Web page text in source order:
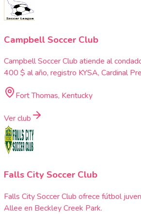
Campbell Soccer Club
Campbell Soccer Club atiende al
400 $ al año, registro KYSA, Cardinal
Fort Thomas, Kentucky
Ver club
Falls City Soccer Club
Falls City Soccer Club ofrece fútbol
Allee en Beckley Creek Park.